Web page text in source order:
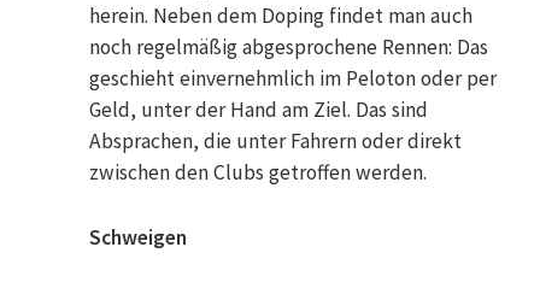
herein. Neben dem Doping findet man auch
noch regelmäßig abgesprochene Rennen: Das
geschieht einvernehmlich im Peloton oder per
Geld, unter der Hand am Ziel. Das sind
Absprachen, die unter Fahrern oder direkt
zwischen den Clubs getroffen werden.
Schweigen